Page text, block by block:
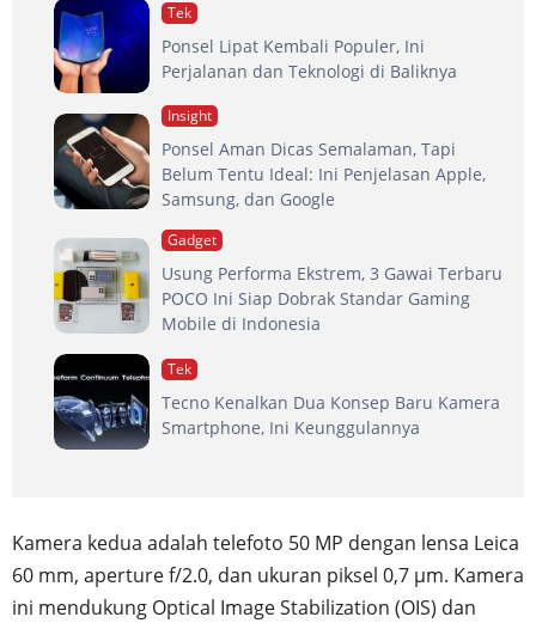
Tek
Ponsel Lipat Kembali Populer, Ini
Perjalanan dan Teknologi di Baliknya
Insight
Ponsel Aman Dicas Semalaman, Tapi
Belum Tentu Ideal: Ini Penjelasan Apple,
Samsung, dan Google
Gadget
Usung Performa Ekstrem, 3 Gawai Terbaru
POCO Ini Siap Dobrak Standar Gaming
Mobile di Indonesia
Tek
Tecno Kenalkan Dua Konsep Baru Kamera
Smartphone, Ini Keunggulannya
Kamera kedua adalah telefoto 50 MP dengan lensa Leica
60 mm, aperture f/2.0, dan ukuran piksel 0,7 μm. Kamera
ini mendukung Optical Image Stabilization (OIS) dan